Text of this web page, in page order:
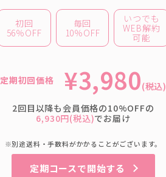
初回
56％OFF
毎回
10％OFF
いつでも
WEB解約
可能
定期初回価格 ¥3,980(税込)
2回目以降も会員価格の10%OFFの
6,930円(税込)でお届け
※別途送料・手数料がかかることがございます。
定期コースで開始する